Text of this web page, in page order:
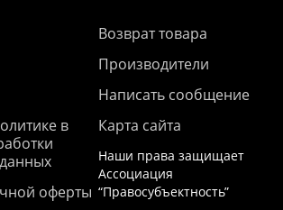
в
оферты
Возврат товара
Производители
Написать сообщение
Карта сайта
Наши права защищает
Ассоциация
“Правосубъектность”